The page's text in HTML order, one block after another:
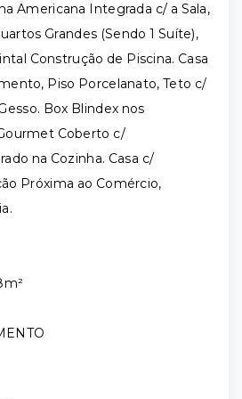
Americana Integrada c/ a Sala,
Grandes (Sendo 1 Suíte),
Construção de Piscina. Casa
Piso Porcelanato, Teto c/
Box Blindex nos
Coberto c/
na Cozinha. Casa c/
Próxima ao Comércio,